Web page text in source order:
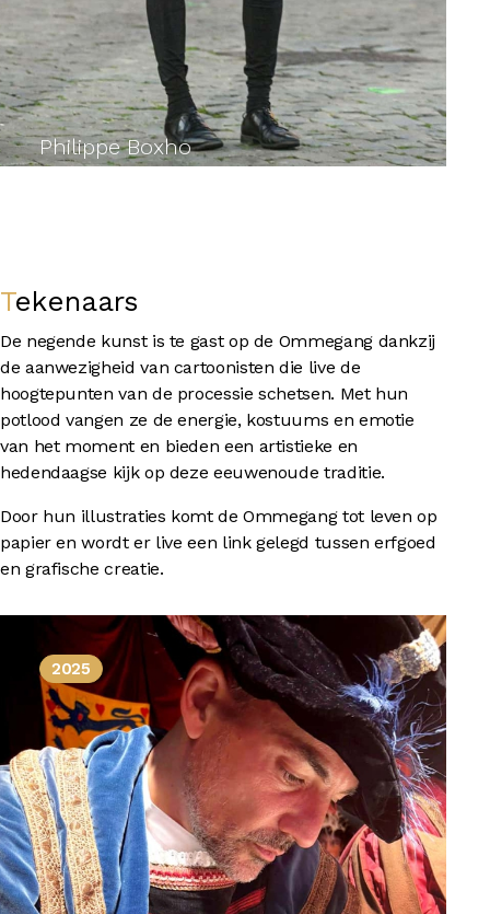
Philippe Boxho
Tekenaars
De negende kunst is te gast op de Ommegang dankzij
de aanwezigheid van cartoonisten die live de
hoogtepunten van de processie schetsen. Met hun
potlood vangen ze de energie, kostuums en emotie
van het moment en bieden een artistieke en
hedendaagse kijk op deze eeuwenoude traditie.
Door hun illustraties komt de Ommegang tot leven op
papier en wordt er live een link gelegd tussen erfgoed
en grafische creatie.
2025